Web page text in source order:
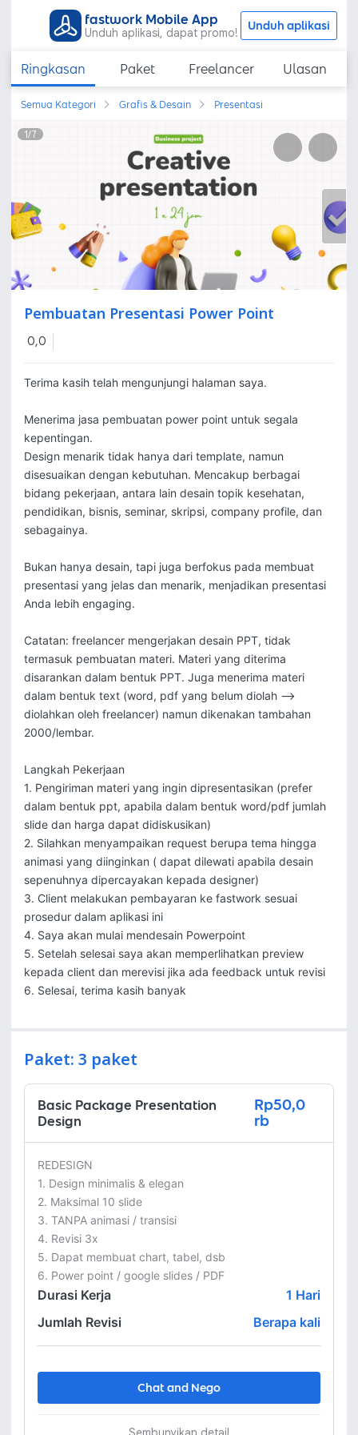
fastwork Mobile App
Unduh aplikasi, dapat promo! Unduh aplikasi
Ringkasan Paket Freelancer Ulasan
Semua Kategori Grafis & Desain Presentasi
1/7
Pembuatan Presentasi Power Point
0,0
Terima kasih telah mengunjungi halaman saya.
Menerima jasa pembuatan power point untuk segala
kepentingan.
Design menarik tidak hanya dari template, namun
disesuaikan dengan kebutuhan. Mencakup berbagai
bidang pekerjaan, antara lain desain topik kesehatan,
pendidikan, bisnis, seminar, skripsi, company profile, dan
sebagainya.
Bukan hanya desain, tapi juga berfokus pada membuat
presentasi yang jelas dan menarik, menjadikan presentasi
Anda lebih engaging.
Catatan: freelancer mengerjakan desain PPT, tidak
termasuk pembuatan materi. Materi yang diterima
disarankan dalam bentuk PPT. Juga menerima materi
dalam bentuk text (word, pdf yang belum diolah -->
diolahkan oleh freelancer) namun dikenakan tambahan
2000/lembar.
Langkah Pekerjaan
1. Pengiriman materi yang ingin dipresentasikan (prefer
dalam bentuk ppt, apabila dalam bentuk word/pdf jumlah
slide dan harga dapat didiskusikan)
2. Silahkan menyampaikan request berupa tema hingga
animasi yang diinginkan ( dapat dilewati apabila desain
sepenuhnya dipercayakan kepada designer)
3. Client melakukan pembayaran ke fastwork sesuai
prosedur dalam aplikasi ini
4. Saya akan mulai mendesain Powerpoint
5. Setelah selesai saya akan memperlihatkan preview
kepada client dan merevisi jika ada feedback untuk revisi
6. Selesai, terima kasih banyak
Paket: 3 paket
Basic Package Presentation
Design
Rp50,0
rb
REDESIGN
1. Design minimalis & elegan
2. Maksimal 10 slide
3. TANPA animasi / transisi
4. Revisi 3x
5. Dapat membuat chart, tabel, dsb
6. Power point / google slides / PDF
Durasi Kerja 1 Hari
Jumlah Revisi
Berapa kali
Chat and Nego